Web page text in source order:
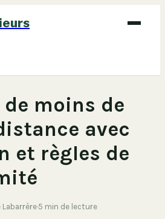
moins de
avec
et règles de
Labarrère·5 min de lecture